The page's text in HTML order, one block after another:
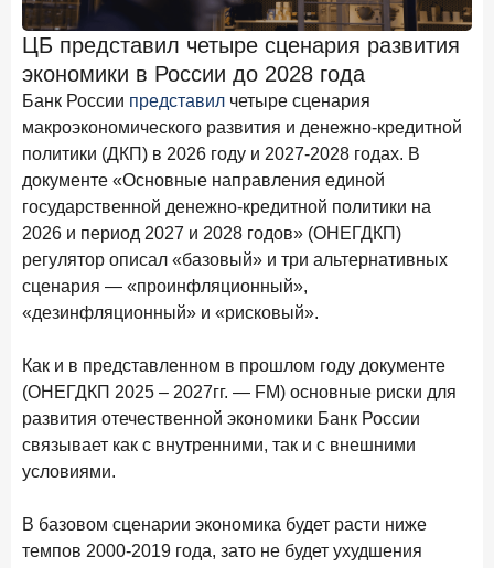
Клиенты чаще всего узнают о сберегательных
продуктах из рекламы в интернете и на ТВ
9 июля 2026 года
С ростом благосостояния клиентов-сберегателей
увеличивается и склонность к диверсификации
7 июля 2026 года
По итогам июня 2026 года объем выдач кредитов
составил 1 166,4 млрд руб.
3 июля 2026 года
«Скорость измеряется секундами». Новые стандарты
банковского контакт-центра
Ипотека в России: итоги мая 2026 года в цифрах
22 июня 2026 года
«Честность — индустриальный стандарт»: как банки
завоевывают лояльность private-клиентов
Рассылка Frank RG
Итоги недели, наша трактовка основных событий
ЦБ представил четыре сценария развития
экономики в России до 2028 года
Банк России представил четыре сценария
макроэкономического развития и денежно-кредитной
политики (ДКП) в 2026 году и 2027-2028 годах. В
документе «Основные направления единой
государственной денежно-кредитной политики на
2026 и период 2027 и 2028 годов» (ОНЕГДКП)
регулятор описал «базовый» и три альтернативных
сценария — «проинфляционный»,
«дезинфляционный» и «рисковый».
Как и в представленном в прошлом году документе
(ОНЕГДКП 2025 – 2027гг. — FM) основные риски для
развития отечественной экономики Банк России
связывает как с внутренними, так и с внешними
условиями.
В базовом сценарии экономика будет расти ниже
темпов 2000-2019 года, зато не будет ухудшения